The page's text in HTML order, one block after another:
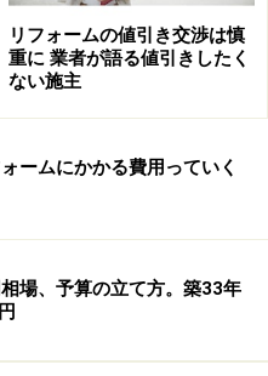
最新の内容をご確認くださ
3 次のページへ
リフォームの値引き交渉は慎
重に 業者が語る値引きしたく
ない施主
ームにかかる費用っていく
場、予算の立て方。築33年